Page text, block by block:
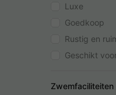
Luxe
Goedkoop
Rustig en
Geschikt
Zwemfaciliteiten